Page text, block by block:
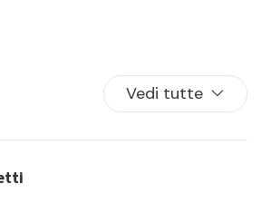
Vedi tutte